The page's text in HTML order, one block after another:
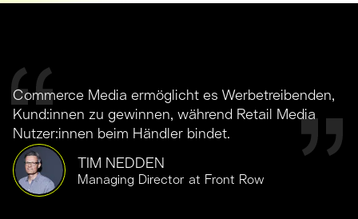
Commerce Media ermöglicht es Werbetreibenden,
Kund:innen zu gewinnen, während Retail Media
Nutzer:innen beim Händler bindet.
TIM NEDDEN
Managing Director at Front Row